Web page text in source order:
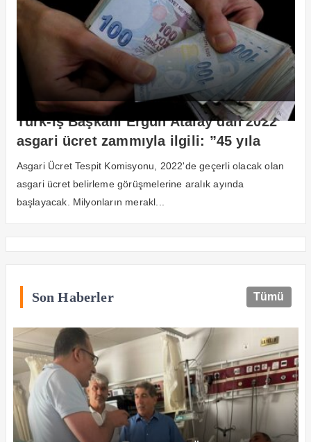
Türk-İş Başkanı Ergün Atalay’dan 2022
asgari ücret zammıyla ilgili: ”45 yıla
bedel olacak!”
Asgari Ücret Tespit Komisyonu, 2022'de geçerli olacak olan
asgari ücret belirleme görüşmelerine aralık ayında
başlayacak. Milyonların merakl...
Son Haberler Tümü